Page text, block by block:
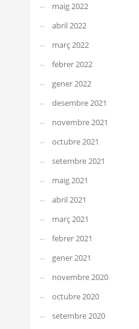
maig 2022
abril 2022
març 2022
febrer 2022
gener 2022
desembre 2021
novembre 2021
octubre 2021
setembre 2021
maig 2021
abril 2021
març 2021
febrer 2021
gener 2021
novembre 2020
octubre 2020
setembre 2020